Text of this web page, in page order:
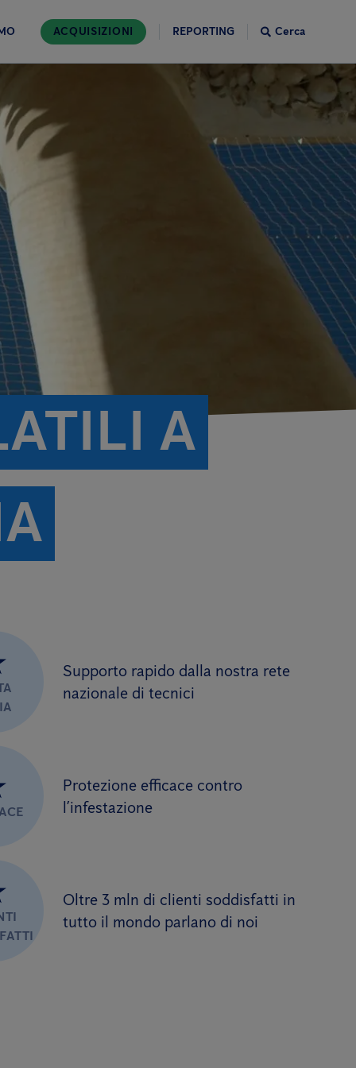
ACQUISIZIONI REPORTING Cerca
A
Supporto rapido dalla nostra rete
nazionale di tecnici
Protezione efficace contro
l’infestazione
Oltre 3 mln di clienti soddisfatti in
tutto il mondo parlano di noi